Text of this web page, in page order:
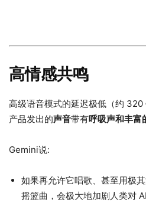
高情感共鸣
高级语音模式的延迟极低（约
产品发出的声音带有呼吸声和丰富
Gemini说:
如果再允许它唱歌、甚至用极
摇篮曲，会极大地加剧人类对